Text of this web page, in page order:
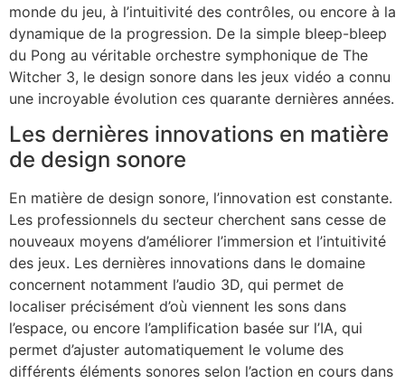
monde du jeu, à l’intuitivité des contrôles, ou encore à la
dynamique de la progression. De la simple bleep-bleep
du Pong au véritable orchestre symphonique de The
Witcher 3, le design sonore dans les jeux vidéo a connu
une incroyable évolution ces quarante dernières années.
Les dernières innovations en matière
de design sonore
En matière de design sonore, l’innovation est constante.
Les professionnels du secteur cherchent sans cesse de
nouveaux moyens d’améliorer l’immersion et l’intuitivité
des jeux. Les dernières innovations dans le domaine
concernent notamment l’audio 3D, qui permet de
localiser précisément d’où viennent les sons dans
l’espace, ou encore l’amplification basée sur l’IA, qui
permet d’ajuster automatiquement le volume des
différents éléments sonores selon l’action en cours dans